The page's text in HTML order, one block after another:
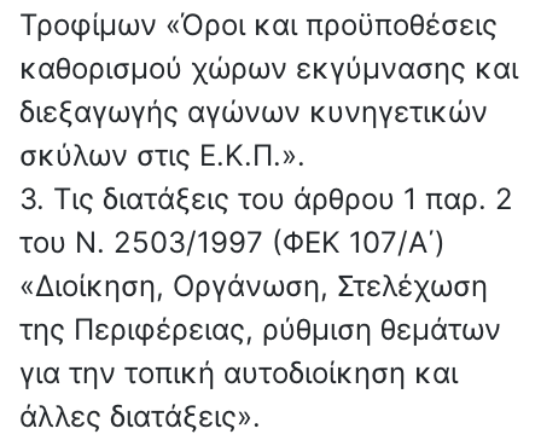
Τροφίμων «Όροι και προϋποθέσεις
καθορισμού χώρων εκγύμνασης και
διεξαγωγής αγώνων κυνηγετικών
σκύλων στις Ε.Κ.Π.».
3. Τις διατάξεις του άρθρου 1 παρ. 2
του Ν. 2503/1997 (ΦΕΚ 107/Α΄)
«Διοίκηση, Οργάνωση, Στελέχωση
της Περιφέρειας, ρύθμιση θεμάτων
για την τοπική αυτοδιοίκηση και
άλλες διατάξεις».